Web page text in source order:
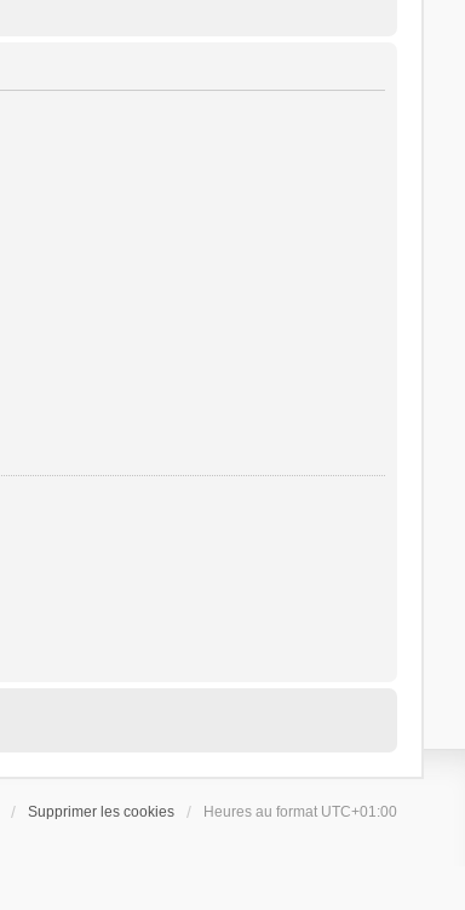
Supprimer les cookies Heures au format UTC+01:00